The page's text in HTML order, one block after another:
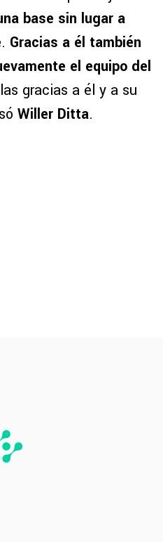
base sin lugar a
. Gracias a él también
el equipo del
gracias a él y a su
Willer Ditta.